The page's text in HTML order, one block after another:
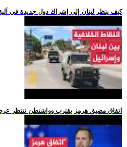
.. كيف ينظر لبنان إلى إشراك دول جديدة في
.. اتفاق مضيق هرمز يقترب وواشنطن تنتظر عرضا